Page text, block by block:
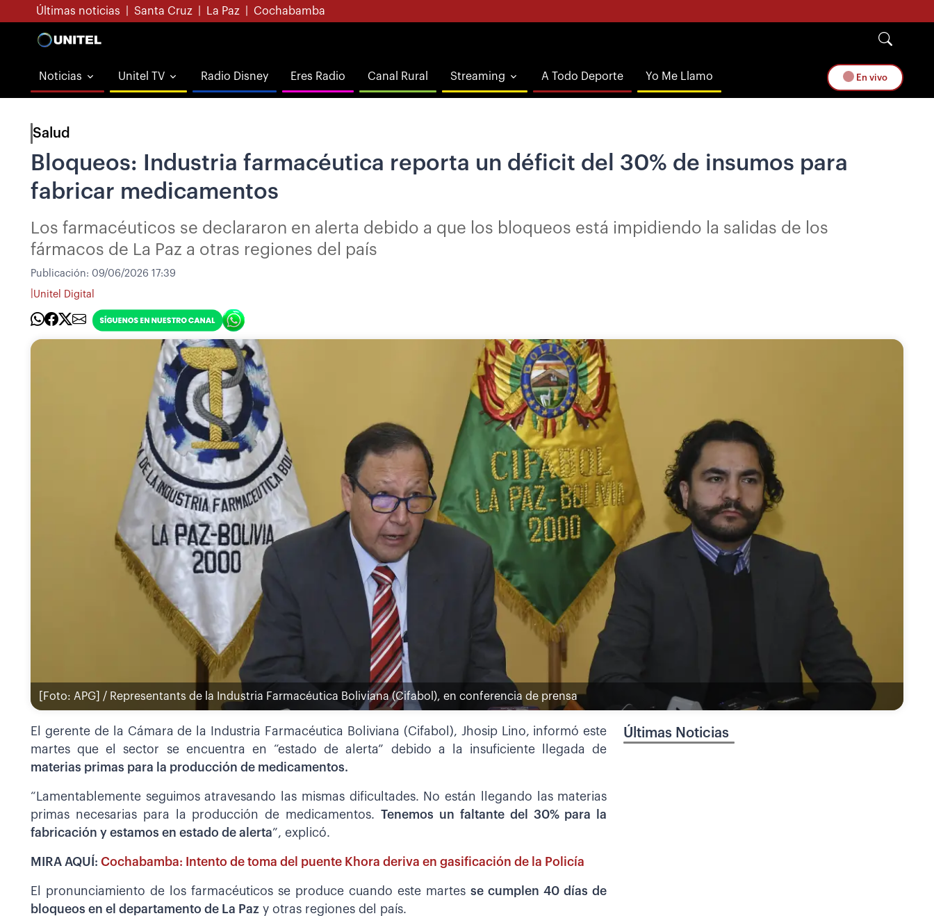
Últimas noticias Santa Cruz La Paz Cochabamba
Noticias Unitel TV Radio Disney Eres Radio Canal Rural Streaming A Todo Deporte Yo Me Llamo En vivo
Salud
Bloqueos: Industria farmacéutica reporta un déficit del 30% de insumos para
fabricar medicamentos
Los farmacéuticos se declararon en alerta debido a que los bloqueos está impidiendo la salidas de los
fármacos de La Paz a otras regiones del país
Publicación: 09/06/2026 17:39
Unitel Digital
[Foto: APG] / Representants de la Industria Farmacéutica Boliviana (Cifabol), en conferencia de prensa
El gerente de la Cámara de la Industria Farmacéutica Boliviana (Cifabol), Jhosip Lino, informó este
martes que el sector se encuentra en “estado de alerta” debido a la insuficiente llegada de
materias primas para la producción de medicamentos.
“Lamentablemente seguimos atravesando las mismas dificultades. No están llegando las materias
primas necesarias para la producción de medicamentos.Tenemos un faltante del 30% para la
fabricación y estamos en estado de alerta”, explicó.
MIRA AQUÍ: Cochabamba: Intento de toma del puente Khora deriva en gasificación de la Policía
El pronunciamiento de los farmacéuticos se produce cuando este martesse cumplen 40 días de
bloqueos en el departamento de La Paz y otras regiones del país.
Últimas Noticias